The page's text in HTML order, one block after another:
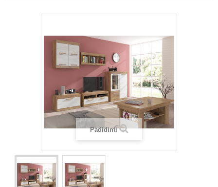
Padidinti